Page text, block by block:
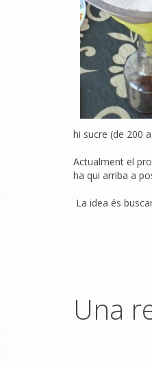
hi sucre (de 200
Actualment el
ha qui arriba a
La idea és
Una